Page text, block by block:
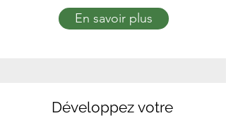
En savoir plus
Développez votre